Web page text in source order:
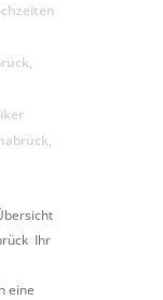
,
,
Ihr
eine